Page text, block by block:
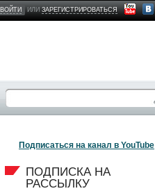
ВОЙТИ ИЛИЗАРЕГИСТРИРОВАТЬСЯ
Подписаться на канал в YouTube
ПОДПИСКА НА
РАССЫЛКУ